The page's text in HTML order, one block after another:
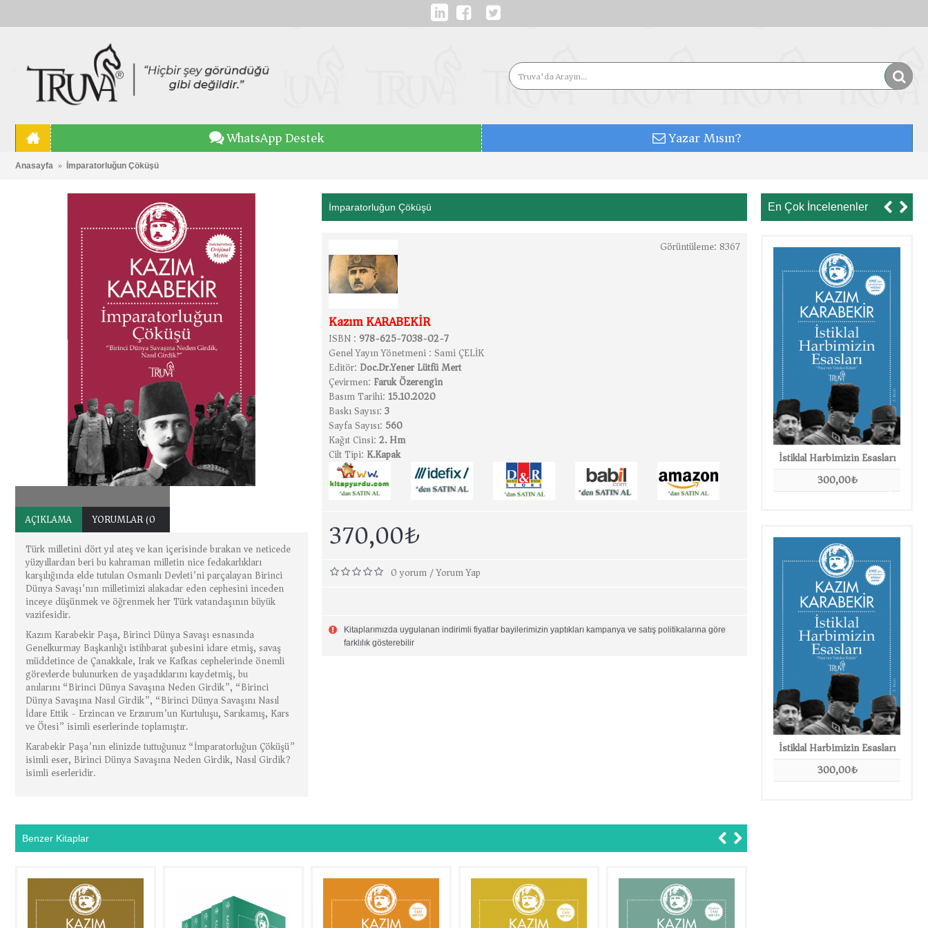
WhatsApp Destek Yazar Mısın?
Anasayfa İmparatorluğun Çöküşü
En Çok İncelenenler
Petrol Fırtınası
270,00₺
200,00₺
İstiklal Harbimizin Esasları
300,00₺
İstiklal Harbimizin Esasları
300,00₺
AÇIKLAMA
YORUMLAR (0)
Türk milletini dört yıl ateş ve kan içerisinde bırakan ve neticede
yüzyıllardan beri bu kahraman milletin nice fedakarlıkları
karşılığında elde tutulan Osmanlı Devleti’ni parçalayan Birinci
Dünya Savaşı’nın milletimizi alakadar eden cephesini inceden
inceye düşünmek ve öğrenmek her Türk vatandaşının büyük
vazifesidir.
Kazım Karabekir Paşa, Birinci Dünya Savaşı esnasında
Genelkurmay Başkanlığı istihbarat şubesini idare etmiş, savaş
müddetince de Çanakkale, Irak ve Kafkas cephelerinde önemli
görevlerde bulunurken de yaşadıklarını kaydetmiş, bu
anılarını “Birinci Dünya Savaşına Neden Girdik”, “Birinci
Dünya Savaşına Nasıl Girdik”, “Birinci Dünya Savaşını Nasıl
İdare Ettik - Erzincan ve Erzurum’un Kurtuluşu, Sarıkamış, Kars
ve Ötesi” isimli eserlerinde toplamıştır.
Karabekir Paşa’nın elinizde tuttuğunuz “İmparatorluğun Çöküşü”
isimli eser, Birinci Dünya Savaşına Neden Girdik, Nasıl Girdik?
isimli eserleridir.
İmparatorluğun Çöküşü
Görüntüleme: 8367
Kazım KARABEKİR
ISBN : 978-625-7038-02-7
Genel Yayın Yönetmeni : Sami ÇELİK
Editör: Doc.Dr.Yener Lütfü Mert
Çevirmen: Faruk Özerengin
Basım Tarihi: 15.10.2020
Baskı Sayısı: 3
Sayfa Sayısı: 560
Kağıt Cinsi: 2. Hm
Cilt Tipi: K.Kapak
370,00₺
0 yorum/Yorum Yap
Kitaplarımızda uygulanan indirimli fiyatlar bayilerimizin yaptıkları kampanya ve satış politikalarına göre
farklılık gösterebilir
Benzer Kitaplar